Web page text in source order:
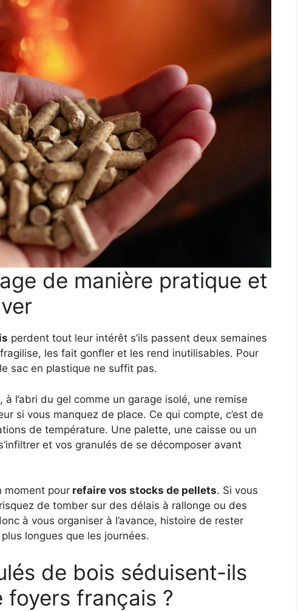
de manière pratique et
perdent tout leur intérêt s’ils passent deux semaines
les fait gonfler et les rend inutilisables. Pour
sac en plastique ne suffit pas.
l’abri du gel comme un garage isolé, une remise
si vous manquez de place. Ce qui compte, c’est de
de température. Une palette, une caisse ou un
et vos granulés de se décomposer avant
moment pour refaire vos stocks de pellets. Si vous
de tomber sur des délais à rallonge ou des
à vous organiser à l’avance, histoire de rester
longues que les journées.
de bois séduisent-ils
foyers français ?